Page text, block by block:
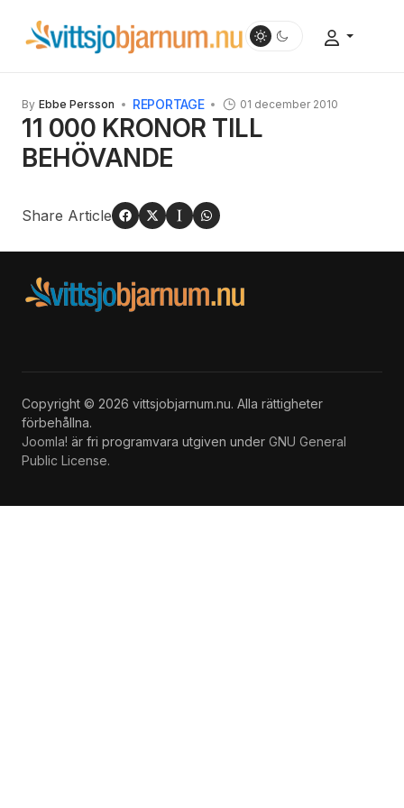
By Ebbe Persson REPORTAGE 01 december 2010
11 000 KRONOR TILL
BEHÖVANDE
Share Article
Copyright © 2026 vittsjobjarnum.nu. Alla rättigheter
förbehållna.
Joomla! är fri programvara utgiven under GNU General
Public License.